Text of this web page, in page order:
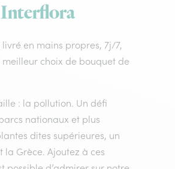
Interflora
en mains propres, 7j/7,
choix de bouquet de
: la pollution. Un défi
nationaux et plus
dites supérieures, un
la Grèce. Ajoutez à ces